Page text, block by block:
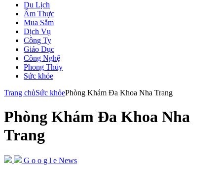
Du Lịch
Ẩm Thực
Mua Sắm
Dịch Vụ
Công Ty
Giáo Dục
Công Nghệ
Phong Thủy
Sức khỏe
Trang chủSức khỏePhòng Khám Đa Khoa Nha Trang
Phòng Khám Đa Khoa Nha
Trang
G o o g l e News